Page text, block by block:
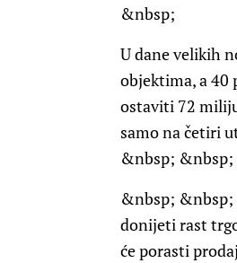
&nbsp;
U dane velikih
objektima, a 40
ostaviti 72
samo na četiri
&nbsp; &nbsp;
&nbsp; &nbsp;
donijeti rast
će porasti